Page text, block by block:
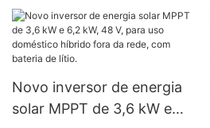
Novo inversor de energia
solar MPPT de 3,6 kW e